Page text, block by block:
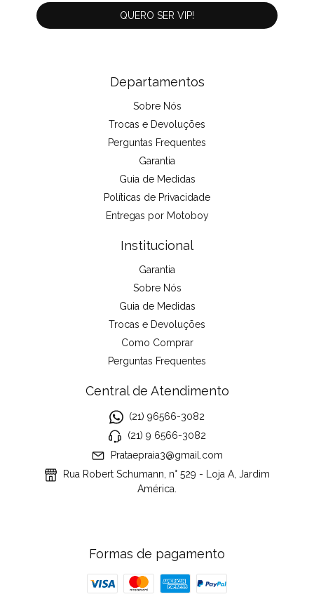
Departamentos
Sobre Nós
Trocas e Devoluções
Perguntas Frequentes
Garantia
Guia de Medidas
Políticas de Privacidade
Entregas por Motoboy
Institucional
Garantia
Sobre Nós
Guia de Medidas
Trocas e Devoluções
Como Comprar
Perguntas Frequentes
Central de Atendimento
(21) 96566-3082
(21) 9 6566-3082
Prataepraia3@gmail.com
Rua Robert Schumann, n° 529 - Loja A, Jardim
América.
Formas de pagamento